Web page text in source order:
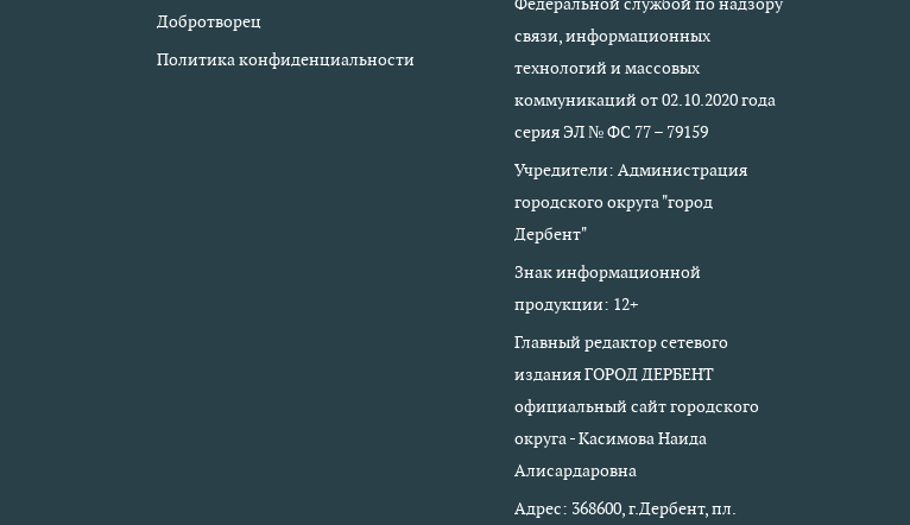
Добротворец
Политика конфиденциальности
связи, информационных
технологий и массовых
коммуникаций от 02.10.2020 года
серия ЭЛ № ФС 77 – 79159
Учредители: Администрация
городского округа "город
Дербент"
Знак информационной
продукции: 12+
Главный редактор сетевого
издания ГОРОД ДЕРБЕНТ
официальный сайт городского
округа - Касимова Наида
Алисардаровна
Адрес: 368600, г.Дербент, пл.